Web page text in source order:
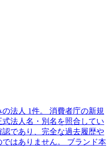
法人 1件。 消費者庁の新規
法人名・別名を照合してい
であり、完全な過去履歴や
ではありません。 ブランド本